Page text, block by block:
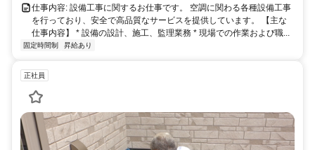
仕事内容: 設備工事に関するお仕事です。 空調に関わる各種設備工事
を行っており、安全で高品質なサービスを提供しています。 【主な
仕事内容】 * 設備の設計、施工、監理業務 * 現場での作業および職...
固定時間制 昇給あり
正社員